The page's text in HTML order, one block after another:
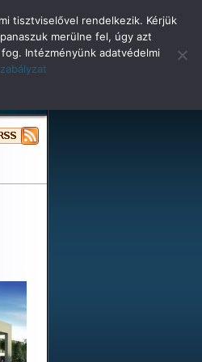
tisztviselővel rendelkezik. Kérjük
merülne fel, úgy azt
Intézményünk adatvédelmi